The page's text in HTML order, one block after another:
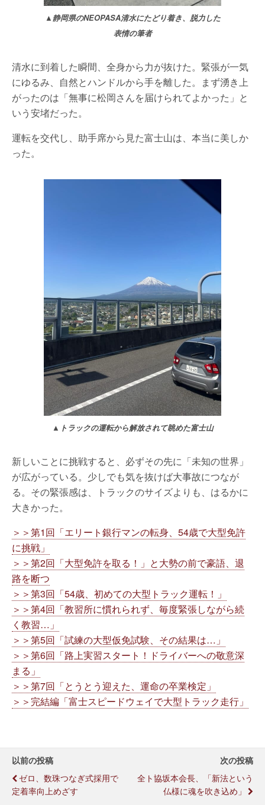
▲静岡県のNEOPASA清水にたどり着き、脱力した
表情の筆者
清水に到着した瞬間、全身から力が抜けた。緊張が一気
にゆるみ、自然とハンドルから手を離した。まず湧き上
がったのは「無事に松岡さんを届けられてよかった」と
いう安堵だった。
運転を交代し、助手席から見た富士山は、本当に美しか
った。
▲トラックの運転から解放されて眺めた富士山
新しいことに挑戦すると、必ずその先に「未知の世界」
が広がっている。少しでも気を抜けば大事故につなが
る。その緊張感は、トラックのサイズよりも、はるかに
大きかった。
＞＞第1回「エリート銀行マンの転身、54歳で大型免許
に挑戦」
＞＞第2回「大型免許を取る！」と大勢の前で豪語、退
路を断つ
＞＞第3回「54歳、初めての大型トラック運転！」
＞＞第4回「教習所に慣れられず、毎度緊張しながら続
く教習…」
＞＞第5回「試練の大型仮免試験、その結果は…」
＞＞第6回「路上実習スタート！ドライバーへの敬意深
まる」
＞＞第7回「とうとう迎えた、運命の卒業検定」
＞＞完結編「富士スピードウェイで大型トラック走行」
以前の投稿
ゼロ、数珠つなぎ式採用で
定着率向上めざす
次の投稿
全ト協坂本会長、「新法という
仏様に魂を吹き込め」